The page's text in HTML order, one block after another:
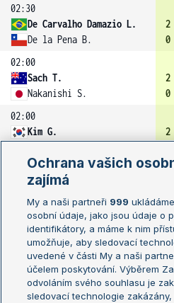
02:30
De Carvalho Damazio L.
De la Pena B.
2
0
02:00
Sach T.
Nakanishi S.
2
0
02:00
Kim G.
2
02:00
Zhu E.
Ogura K.
0
02:00
Kawahashi Y.
Kawachi K.
2
0
Ochrana vašich
zajímá
My a naši partneři 999
osobní údaje, jako jsou údaje o
identifikátory, a máme k nim
umožňuje, aby sledovací
uvedené v části My a naši
účelem poskytování. Výběrem
odvoláním svého souhlasu je
sledovací technologie